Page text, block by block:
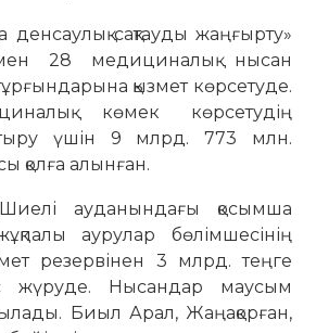
денсаулық сақтауды жаңғырту»
28 медициналық нысан
қызмет көрсетуде.
көмек көрсетудің
үшін 9 млрд. 773 млн.
қолға алынған.
ауданындағы қосымша
аурулар бөлімшесінің
резервінен 3 млрд. теңге
жүруде. Нысандар маусым
Биыл Арал, Жаңақорған,